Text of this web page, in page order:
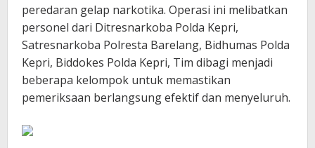
peredaran gelap narkotika. Operasi ini melibatkan
personel dari Ditresnarkoba Polda Kepri,
Satresnarkoba Polresta Barelang, Bidhumas Polda
Kepri, Biddokes Polda Kepri, Tim dibagi menjadi
beberapa kelompok untuk memastikan
pemeriksaan berlangsung efektif dan menyeluruh.